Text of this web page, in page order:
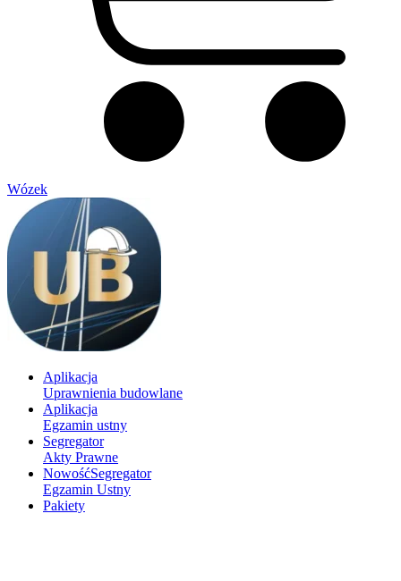
Wózek
Aplikacja
Uprawnienia budowlane
Aplikacja
Egzamin ustny
Segregator
Akty Prawne
NowośćSegregator
Egzamin Ustny
Pakiety